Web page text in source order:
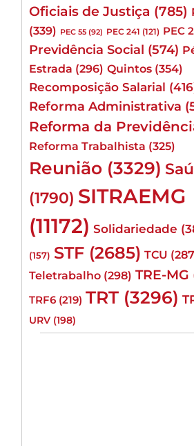
Oficiais de Justiça (785)
(339) PEC 55 (92) PEC 241 (121) PEC
Previdência Social (574)
Estrada (296) Quintos (354)
Recomposição Salarial
Reforma Administrativa
Reforma da
Reforma Trabalhista (325)
Reunião (3329)
(1790) SITRAEMG
(11172) Solidariedade
(157) STF (2685) TCU
Teletrabalho (298) TRE-MG
TRF6 (219) TRT (3296)
URV (198)